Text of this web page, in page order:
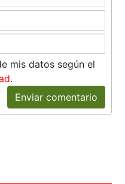
mis datos según el
.
Enviar comentario